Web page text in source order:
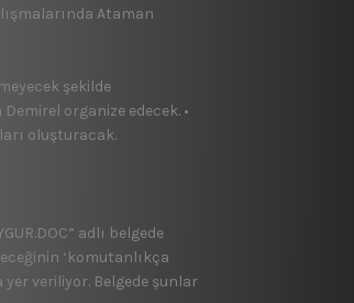
Ataman
şekilde
organize edecek. •
oluşturacak.
adlı belgede
‘komutanlıkça
veriliyor. Belgede şunlar